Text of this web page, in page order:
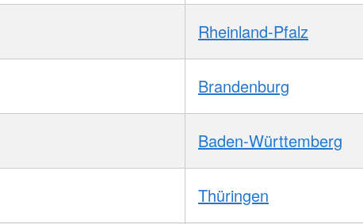
Rheinland-Pfalz
Brandenburg
Baden-Württemberg
Thüringen